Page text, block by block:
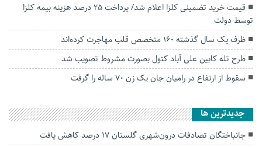
قیمت خرید تضمینی کلزا اعلام شد/ پرداخت ۲۵ درصد هزینه بیمه کلزا
توسط دولت
ظرف یک‌ سال گذشته ۱۶۰ متخصص قلب مهاجرت کرده‌اند
طرح تله کابین علی آباد کتول بصورت مشروط تصویب شد
سقوط از ارتفاع در رامیان جان یک زن ۷۰ ساله را گرفت
جديدترين ها
جانباختگان تصادفات درون‌شهری گلستان ۱۷ درصد کاهش یافت